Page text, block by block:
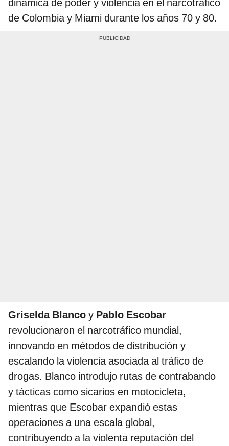
dinámica de poder y violencia en el narcotráfico
de Colombia y Miami durante los años 70 y 80.
Griselda Blanco y Pablo Escobar
revolucionaron el narcotráfico mundial,
innovando en métodos de distribución y
escalando la violencia asociada al tráfico de
drogas. Blanco introdujo rutas de contrabando
y tácticas como sicarios en motocicleta,
mientras que Escobar expandió estas
operaciones a una escala global,
contribuyendo a la violenta reputación del